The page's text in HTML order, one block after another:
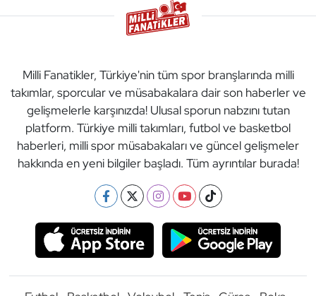
Milli Fanatikler, Türkiye'nin tüm spor branşlarında milli
takımlar, sporcular ve müsabakalara dair son haberler ve
gelişmelerle karşınızda! Ulusal sporun nabzını tutan
platform. Türkiye milli takımları, futbol ve basketbol
haberleri, milli spor müsabakaları ve güncel gelişmeler
hakkında en yeni bilgiler başladı. Tüm ayrıntılar burada!